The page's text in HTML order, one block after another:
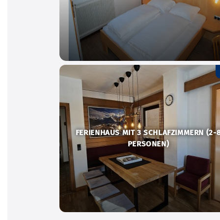
FERIENHAUS MIT 3 SCHLAFZIMMERN (2-
PERSONEN)